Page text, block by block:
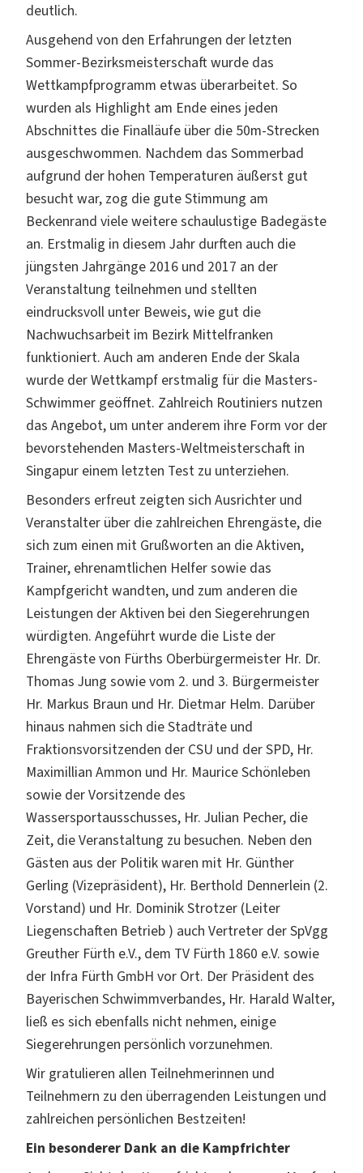
deutlich.
Ausgehend von den Erfahrungen der letzten
Sommer-Bezirksmeisterschaft wurde das
Wettkampfprogramm etwas überarbeitet. So
wurden als Highlight am Ende eines jeden
Abschnittes die Finalläufe über die 50m-Strecken
ausgeschwommen. Nachdem das Sommerbad
aufgrund der hohen Temperaturen äußerst gut
besucht war, zog die gute Stimmung am
Beckenrand viele weitere schaulustige Badegäste
an. Erstmalig in diesem Jahr durften auch die
jüngsten Jahrgänge 2016 und 2017 an der
Veranstaltung teilnehmen und stellten
eindrucksvoll unter Beweis, wie gut die
Nachwuchsarbeit im Bezirk Mittelfranken
funktioniert. Auch am anderen Ende der Skala
wurde der Wettkampf erstmalig für die Masters-
Schwimmer geöffnet. Zahlreich Routiniers nutzen
das Angebot, um unter anderem ihre Form vor der
bevorstehenden Masters-Weltmeisterschaft in
Singapur einem letzten Test zu unterziehen.
Besonders erfreut zeigten sich Ausrichter und
Veranstalter über die zahlreichen Ehrengäste, die
sich zum einen mit Grußworten an die Aktiven,
Trainer, ehrenamtlichen Helfer sowie das
Kampfgericht wandten, und zum anderen die
Leistungen der Aktiven bei den Siegerehrungen
würdigten. Angeführt wurde die Liste der
Ehrengäste von Fürths Oberbürgermeister Hr. Dr.
Thomas Jung sowie vom 2. und 3. Bürgermeister
Hr. Markus Braun und Hr. Dietmar Helm. Darüber
hinaus nahmen sich die Stadträte und
Fraktionsvorsitzenden der CSU und der SPD, Hr.
Maximillian Ammon und Hr. Maurice Schönleben
sowie der Vorsitzende des
Wassersportausschusses, Hr. Julian Pecher, die
Zeit, die Veranstaltung zu besuchen. Neben den
Gästen aus der Politik waren mit Hr. Günther
Gerling (Vizepräsident), Hr. Berthold Dennerlein (2.
Vorstand) und Hr. Dominik Strotzer (Leiter
Liegenschaften Betrieb ) auch Vertreter der SpVgg
Greuther Fürth e.V., dem TV Fürth 1860 e.V. sowie
der Infra Fürth GmbH vor Ort. Der Präsident des
Bayerischen Schwimmverbandes, Hr. Harald Walter,
ließ es sich ebenfalls nicht nehmen, einige
Siegerehrungen persönlich vorzunehmen.
Wir gratulieren allen Teilnehmerinnen und
Teilnehmern zu den überragenden Leistungen und
zahlreichen persönlichen Bestzeiten!
Ein besonderer Dank an die Kampfrichter